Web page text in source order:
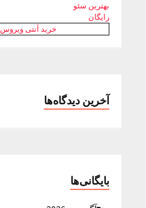
بهترین سئو
رایگان
خرید آنتی ویروس Kaspersky
آخرین دیدگاه‌ها
بایگانی‌ها